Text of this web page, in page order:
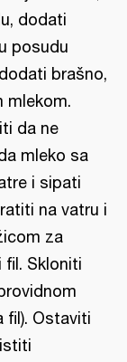
dodati
posudu
brašno,
mlekom.
da ne
mleko sa
i sipati
na vatru i
za
fil. Skloniti
fil). Ostaviti